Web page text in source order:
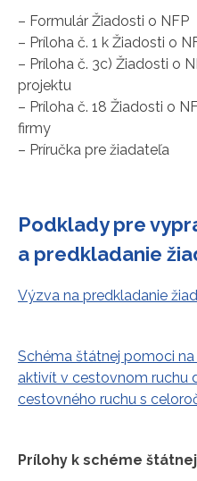
– Formulár Žiadosti o NFP
– Príloha č. 1 k Žiadosti o
– Príloha č. 3c) Žiadosti o
projektu
– Príloha č. 18 Žiadosti o
firmy
– Príručka pre žiadateľa
Podklady pre
a predkladanie
Výzva na predkladanie
Schéma štátnej pomoci
aktivít v cestovnom ruchu
cestovného ruchu s
Prílohy k schéme